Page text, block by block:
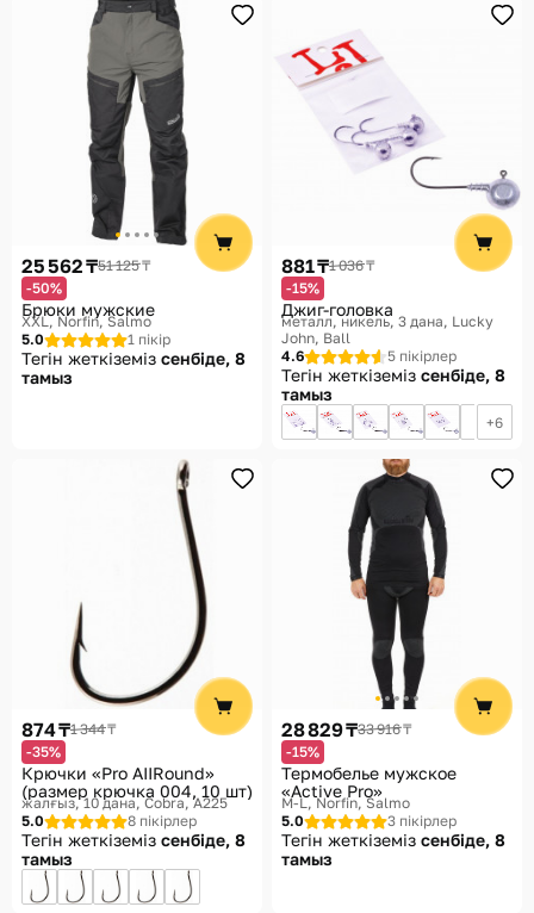
25 562 ₸51 125 ₸
-50%
Брюки мужские
XXL Norfin, Salmo
5.0
1 пікір
Тегін жеткіземіз сенбіде, 8
тамыз
881 ₸1 036 ₸
-15%
Джиг-головка
металл, никель, 3 дана Lucky
John, Ball
4.6
5 пікірлер
Тегін жеткіземіз сенбіде, 8
тамыз
6
874 ₸1 344 ₸
-35%
Крючки «Pro AIIRound»
(размер крючка 004, 10 шт)
жалғыз, 10 дана Cobra, A225
5.0
8 пікірлер
Тегін жеткіземіз сенбіде, 8
тамыз
28 829 ₸33 916 ₸
-15%
Термобелье мужское
«Active Pro»
M-L Norfin, Salmo
5.0
3 пікірлер
Тегін жеткіземіз сенбіде, 8
тамыз